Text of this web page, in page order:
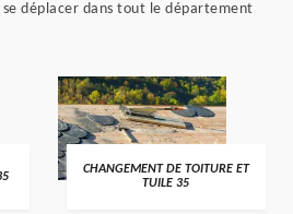
déplacer dans tout le département
CHANGEMENT DE TOITURE ET
TUILE 35